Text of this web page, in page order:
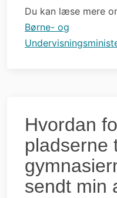
Du kan læse mere
Børne- og
Hvordan
pladserne
sendt min